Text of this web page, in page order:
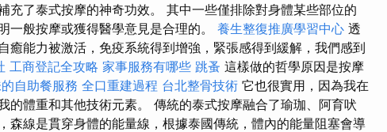
充了泰式按摩的神奇功效。 其中一些僅排除對身體某些部位的
一般按摩或獲得醫學意見是合理的。 養生整復推廣學習中心 透
癒能力被激活，免疫系統得到增強，緊張感得到緩解，我們感到
工商登記全攻略 家事服務有哪些 跳蚤 這樣做的哲學原因是按摩
自助餐服務 全口重建過程 台北整骨技術 它也很實用，因為我在
的體重和其他技術元素。 傳統的泰式按摩融合了瑜珈、阿育吠
森線是貫穿身體的能量線，根據泰國傳統，體內的能量阻塞會導